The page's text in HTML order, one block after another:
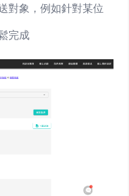
對象，例如針對某位
完成